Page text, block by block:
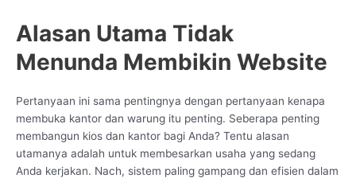
Alasan Utama Tidak
Menunda Membikin Website
Pertanyaan ini sama pentingnya dengan pertanyaan kenapa
membuka kantor dan warung itu penting. Seberapa penting
membangun kios dan kantor bagi Anda? Tentu alasan
utamanya adalah untuk membesarkan usaha yang sedang
Anda kerjakan. Nach, sistem paling gampang dan efisien dalam